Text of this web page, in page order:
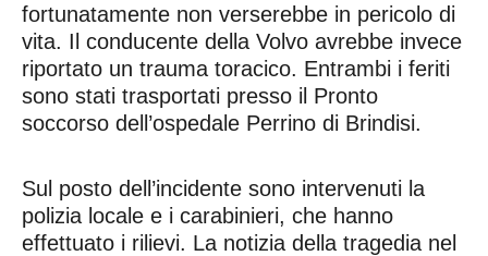
fortunatamente non verserebbe in pericolo di
vita. Il conducente della Volvo avrebbe invece
riportato un trauma toracico. Entrambi i feriti
sono stati trasportati presso il Pronto
soccorso dell’ospedale Perrino di Brindisi.
Sul posto dell’incidente sono intervenuti la
polizia locale e i carabinieri, che hanno
effettuato i rilievi. La notizia della tragedia nel